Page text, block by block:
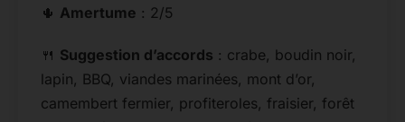
🌵 Amertume : 2/5
🍴 Suggestion d’accords : crabe, boudin noir,
lapin, BBQ, viandes marinées, mont d’or,
camembert fermier, profiteroles, fraisier, forêt